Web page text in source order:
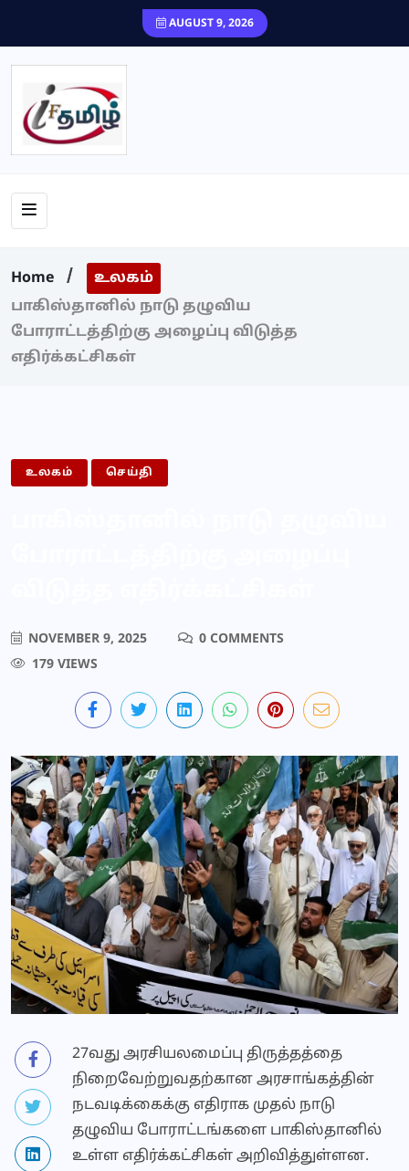
AUGUST 9, 2026
Home
உலகம்
பாகிஸ்தானில் நாடு தழுவிய
போராட்டத்திற்கு அழைப்பு விடுத்த
எதிர்க்கட்சிகள்
உலகம் செய்தி
NOVEMBER 9, 2025
0 COMMENTS
179 VIEWS
27வது அரசியலமைப்பு திருத்தத்தை
நிறைவேற்றுவதற்கான அரசாங்கத்தின்
நடவடிக்கைக்கு எதிராக முதல் நாடு
தழுவிய போராட்டங்களை பாகிஸ்தானில்
உள்ள எதிர்க்கட்சிகள் அறிவித்துள்ளன.